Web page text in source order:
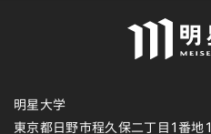
明星大学
東京都日野市程久保二丁目1番地1